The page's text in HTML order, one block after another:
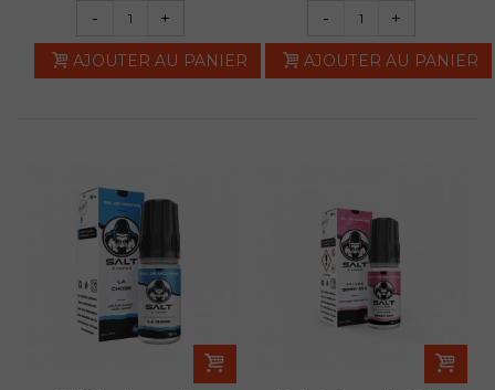
- +
AJOUTER AU PANIER
- +
AJOUTER AU PANIER